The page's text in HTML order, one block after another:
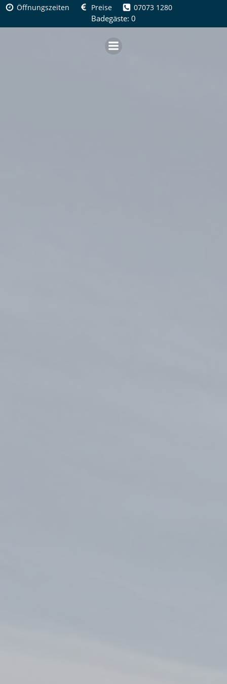
Zum
Inhalt
springen
Öffnungszeiten Preise 07073 1280
Badegäste: 0